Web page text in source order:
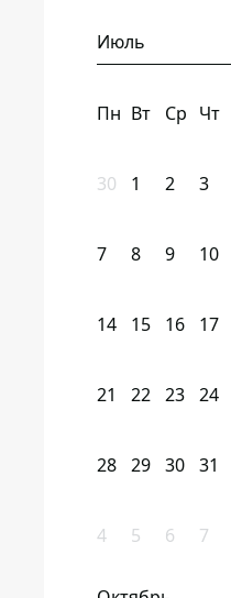
Июль
Пн Вт Ср Чт
30 1 2 3
7 8 9 10
14 15 16 17
21 22 23 24
28 29 30 31
4 5 6 7